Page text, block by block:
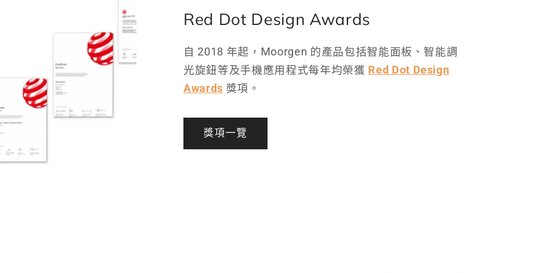
Red Dot Design Awards
自 2018 年起，Moorgen 的產品包括智能面板、智能調
光旋鈕等及手機應用程式每年均榮獲 Red Dot Design
Awards 獎項。
獎項一覽